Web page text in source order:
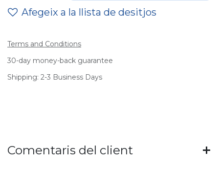
Afegeix a la llista de desitjos
Terms and Conditions
30-day money-back guarantee
Shipping: 2-3 Business Days
Comentaris del client